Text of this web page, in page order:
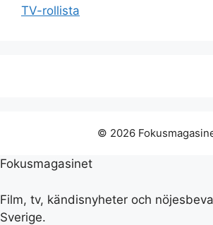
TV-rollista
© 2026
Fokusmagasinet
Film, tv, kändisnyheter och
Sverige.